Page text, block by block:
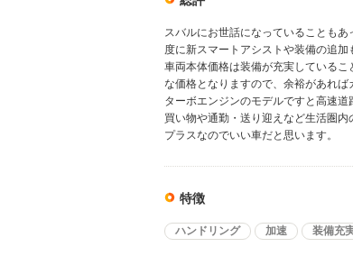
スバルにお世話になっていることも
度に新スマートアシストや装備の追加
車両本体価格は装備が充実している
な価格となりますので、余裕があれば
ターボエンジンのモデルですと高速
買い物や通勤・送り迎えなど生活圏
プラスなのでいい車だと思います。
特徴
ハンドリング 加速 装備充